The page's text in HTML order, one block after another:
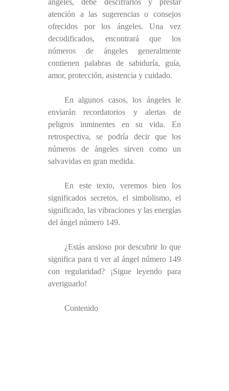
ángeles, debe descifrarlos y prestar
atención a las sugerencias o consejos
ofrecidos por los ángeles. Una vez
decodificados, encontrará que los
números de ángeles generalmente
contienen palabras de sabiduría, guía,
amor, protección, asistencia y cuidado.
En algunos casos, los ángeles le
enviarán recordatorios y alertas de
peligros inminentes en su vida. En
retrospectiva, se podría decir que los
números de ángeles sirven como un
salvavidas en gran medida.
En este texto, veremos bien los
significados secretos, el simbolismo, el
significado, las vibraciones y las energías
del ángel número 149.
¿Estás ansioso por descubrir lo que
significa para ti ver al ángel número 149
con regularidad? ¡Sigue leyendo para
averiguarlo!
Contenido